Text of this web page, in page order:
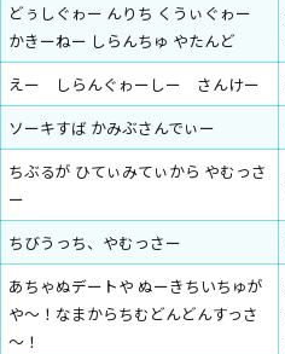
どぅしぐゎー んりち くうぃぐゎー
かきーねー しらんちゅ やたんど
えー しらんぐゎーしー さんけー
ソーキすば かみぶさんでぃー
ちぶるが ひてぃみてぃから やむっさ
ー
ちびうっち、やむっさー
あちゃぬデートや ぬーきちいちゅが
や～！なまからちむどんどんすっさ
～！